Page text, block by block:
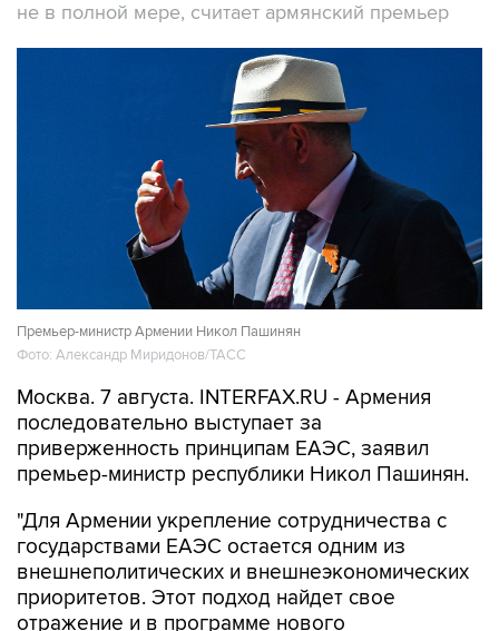
не в полной мере, считает армянский премьер
Премьер-министр Армении Никол Пашинян
Фото: Александр Миридонов/ТАСС
Москва. 7 августа. INTERFAX.RU - Армения
последовательно выступает за
приверженность принципам ЕАЭС, заявил
премьер-министр республики Никол Пашинян.
"Для Армении укрепление сотрудничества с
государствами ЕАЭС остается одним из
внешнеполитических и внешнеэкономических
приоритетов. Этот подход найдет свое
отражение и в программе нового